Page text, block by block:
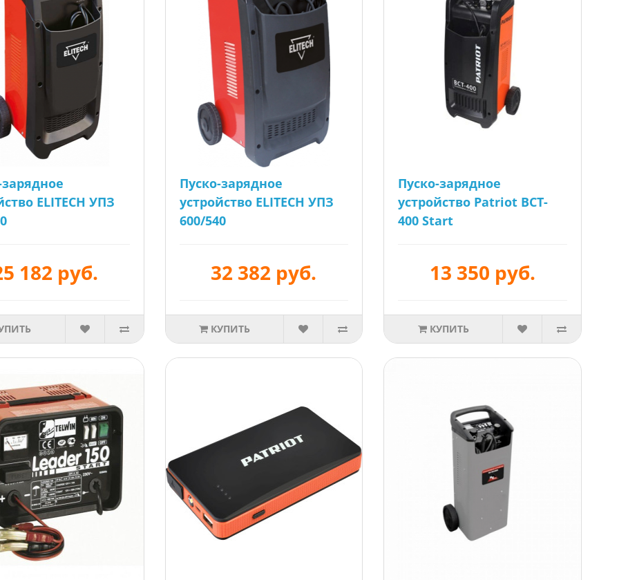
ELITECH УПЗ
182 руб.
Пуско-зарядное
устройство ELITECH УПЗ
600/540
32 382 руб.
КУПИТЬ
Пуско-зарядное
устройство Patriot BCT-
400 Start
13 350 руб.
КУПИТЬ